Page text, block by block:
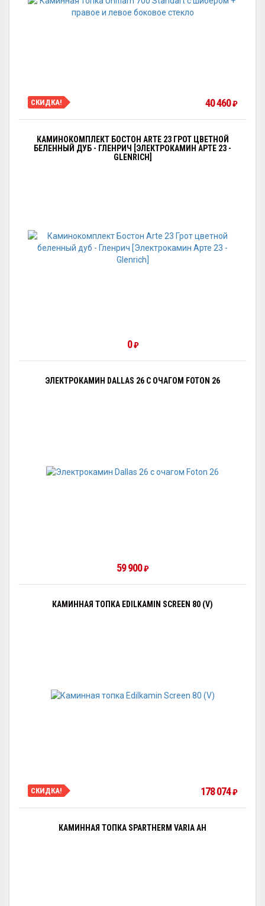
СКИДКА! 40 460₽
КАМИНОКОМПЛЕКТ БОСТОН ARTE 23 ГРОТ ЦВЕТНОЙ
БЕЛЕННЫЙ ДУБ - ГЛЕНРИЧ [ЭЛЕКТРОКАМИН АРТЕ 23 -
GLENRICH]
0₽
ЭЛЕКТРОКАМИН DALLAS 26 С ОЧАГОМ FOTON 26
59 900₽
КАМИННАЯ ТОПКА EDILKAMIN SCREEN 80 (V)
СКИДКА! 178 074₽
КАМИННАЯ ТОПКА SPARTHERM VARIA AH